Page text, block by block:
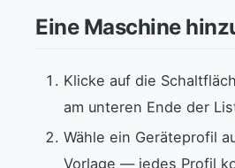
Eine Maschine
Klicke auf die
am unteren Ende der
Wähle ein Geräteprofil
Vorlage — jedes Profil